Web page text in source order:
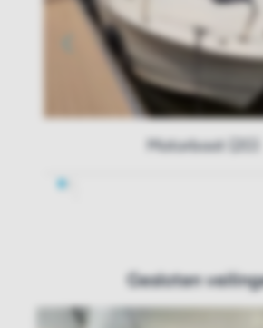
Motorboot (20)
Gesloten